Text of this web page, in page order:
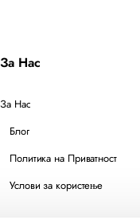
За Нас
За Нас
Блог
Политика на Приватност
Услови за користење